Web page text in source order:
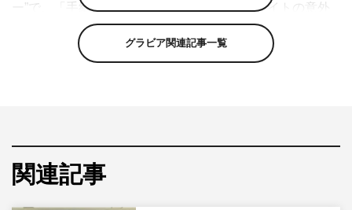
ー”で、「手紙ゲーム」をきっかけにクラスメイトの意外
な素顔が明らかになっていく。そんな本作の主演を務める
幸澤沙良さん、共演の櫻井海音さん、藤原大祐さんの3人
グラビア関連記事一覧
関連記事